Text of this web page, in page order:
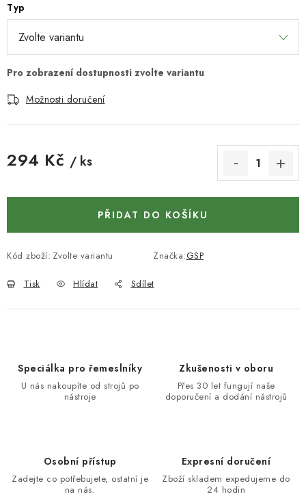
KONTAKTY
DÁRKOVÉ POUKAZY
STROJE DO DÍLNY
NÁSTROJE PRO STOLAŘE
NÁSTROJE PRO OPRACOVÁNÍ KOVU
NÁSTROJE PRO ŘEZÁNÍ DŘEVA
NÁSTROJE PRO FRÉZOVÁNÍ
POTŘEBUJI DOBRÝ STROJ
Moje objednávka
Typ
Možnosti doručení
294 Kč / ks
PŘIDAT DO KOŠÍKU
Kód zboží: Zvolte variantu Značka:GSP
Tisk Hlídat Sdílet
Speciálka pro řemeslníky
U nás nakoupíte od strojů po
nástroje
Zkušenosti v oboru
Přes 30 let fungují naše
doporučení a dodání nástrojů
Osobní přístup
Zadejte co potřebujete, ostatní je
na nás.
Expresní doručení
Zboží skladem expedujeme do
24 hodin